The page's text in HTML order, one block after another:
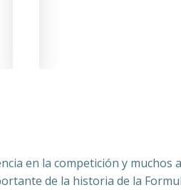
en la competición y muchos
de la historia de la